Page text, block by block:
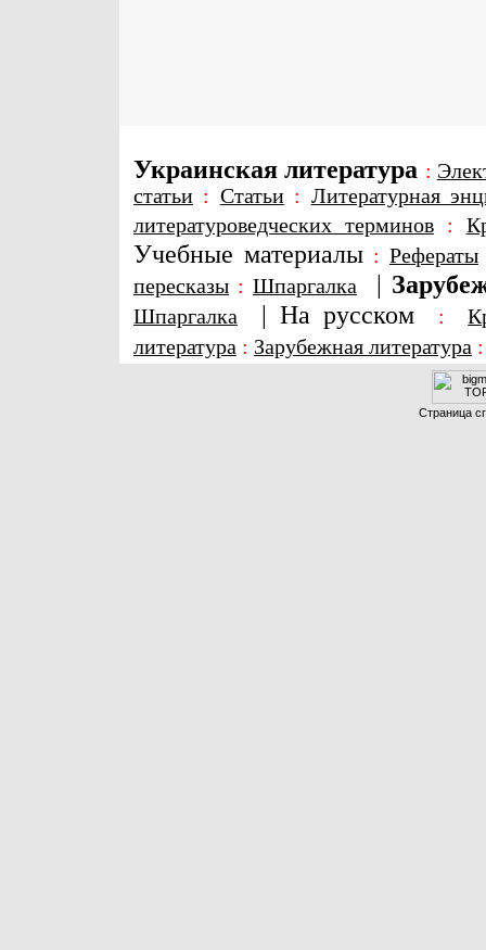
Украинская литература :
статьи : Статьи: Литературная
литературоведческих терминов:
Учебные материалы : Рефераты
пересказы : Шпаргалка |
Шпаргалка | На русском :
литература : Зарубежная литература
Страница